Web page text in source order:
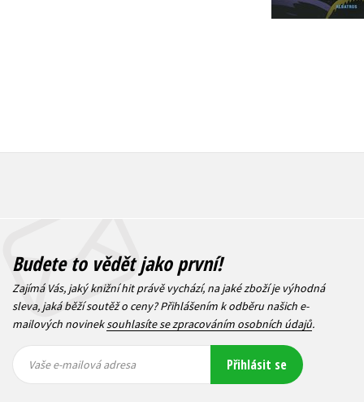
Budete to vědět jako první!
Zajímá Vás, jaký knižní hit právě vychází, na jaké zboží je výhodná
sleva, jaká běží soutěž o ceny? Přihlášením k odběru našich e-
mailových novineksouhlasíte se zpracováním osobních údajů.
mailová
mailová
Vaše e-mailová adresa Přihlásit se